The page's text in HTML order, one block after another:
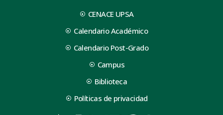
CENACE UPSA
Calendario Académico
Calendario Post-Grado
Campus
Biblioteca
Políticas de privacidad